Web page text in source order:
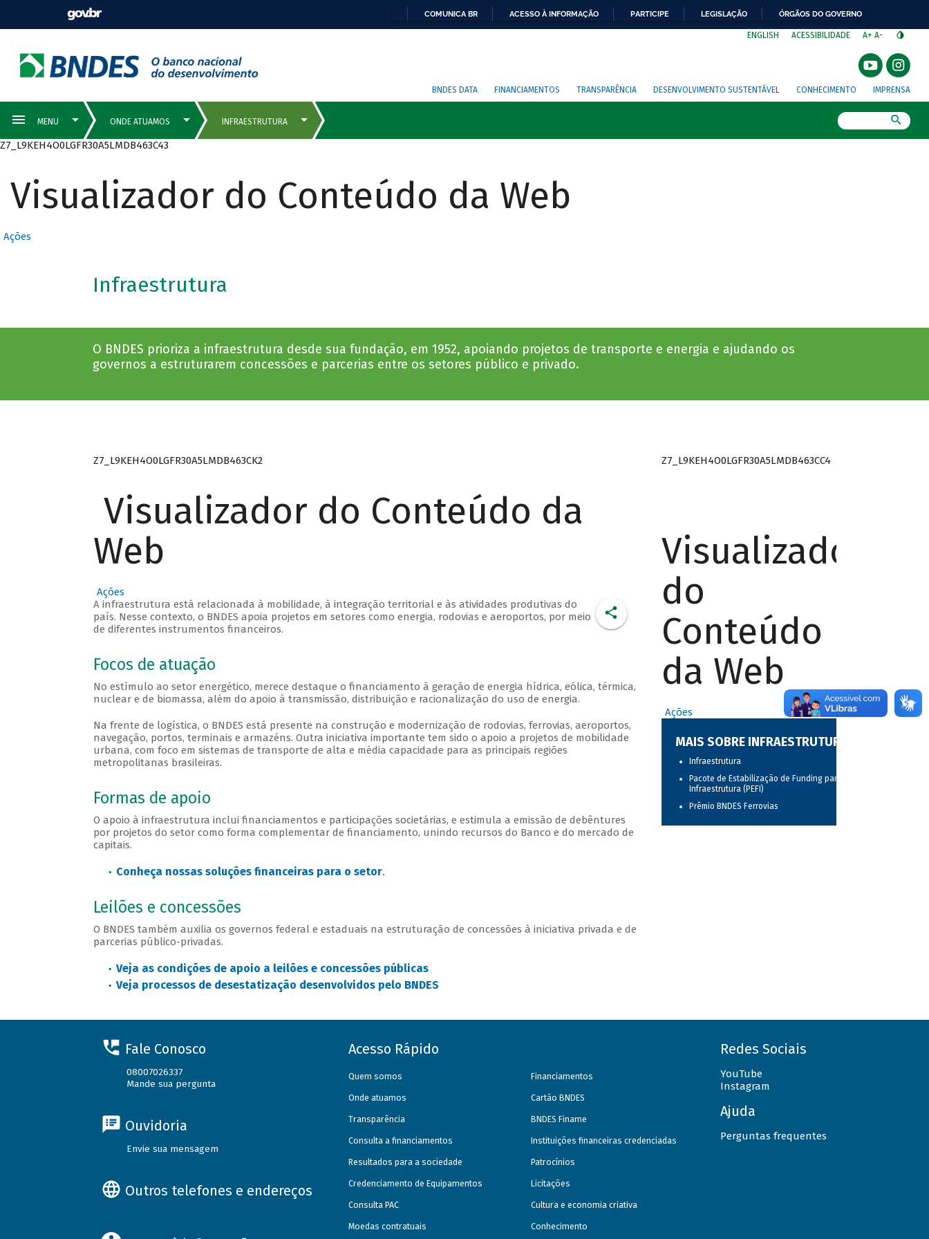
COMUNICA BR ACESSO À INFORMAÇÃO PARTICIPE LEGISLAÇÃO ÓRGÃOS DO GOVERNO
ENGLISH ACESSIBILIDADE A+ A-
BNDES DATA FINANCIAMENTOS TRANSPARÊNCIA DESENVOLVIMENTO SUSTENTÁVEL CONHECIMENTO IMPRENSA
Z7_L9KEH4O0LGFR30A5LMDB463C43
Visualizador do Conteúdo da Web
Ações
Infraestrutura
O BNDES prioriza a infraestrutura desde sua fundação, em 1952, apoiando projetos de transporte e energia e ajudando os
governos a estruturarem concessões e parcerias entre os setores público e privado.
Z7_L9KEH4O0LGFR30A5LMDB463CK2
Visualizador do Conteúdo da
Web
Ações
A infraestrutura está relacionada à mobilidade, à integração territorial e às atividades produtivas do
país. Nesse contexto, o BNDES apoia projetos em setores como energia, rodovias e aeroportos, por meio
de diferentes instrumentos financeiros.
Focos de atuação
No estímulo ao setor energético, merece destaque o financiamento à geração de energia hídrica, eólica, térmica,
nuclear e de biomassa, além do apoio à transmissão, distribuição e racionalização do uso de energia.
Na frente de logística, o BNDES está presente na construção e modernização de rodovias, ferrovias, aeroportos,
navegação, portos, terminais e armazéns. Outra iniciativa importante tem sido o apoio a projetos de mobilidade
urbana, com foco em sistemas de transporte de alta e média capacidade para as principais regiões
metropolitanas brasileiras.
Formas de apoio
O apoio à infraestrutura inclui financiamentos e participações societárias, e estimula a emissão de debêntures
por projetos do setor como forma complementar de financiamento, unindo recursos do Banco e do mercado de
capitais.
Conheça nossas soluções financeiras para o setor.
Leilões e concessões
O BNDES também auxilia os governos federal e estaduais na estruturação de concessões à iniciativa privada e de
parcerias público-privadas.
Veja as condições de apoio a leilões e concessões públicas
Veja processos de desestatização desenvolvidos pelo BNDES
Z7_L9KEH4O0LGFR30A5LMDB463CC4
Visualizador
do
Conteúdo
da Web
Ações
MAIS SOBRE INFRAESTRUTURA
Infraestrutura
Pacote de Estabilização de Funding para
Infraestrutura (PEFI)
Prêmio BNDES Ferrovias
Fale Conosco
08007026337
Mande sua pergunta
Ouvidoria
Envie sua mensagem
Outros telefones e endereços
Acesso Rápido
Quem somos
Onde atuamos
Transparência
Consulta a financiamentos
Resultados para a sociedade
Credenciamento de Equipamentos
Consulta PAC
Moedas contratuais
Financiamentos
Cartão BNDES
BNDES Finame
Instituições financeiras credenciadas
Patrocínios
Licitações
Cultura e economia criativa
Conhecimento
Redes Sociais
YouTube
Instagram
Ajuda
Perguntas frequentes